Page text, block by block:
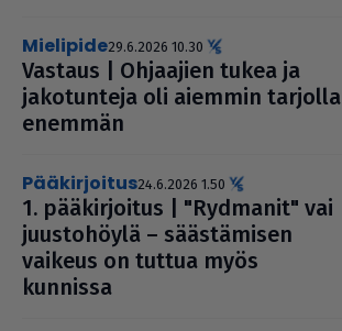
mielipide29.6.2026 10.30
Vastaus | Ohjaajien tukea ja
jako­tun­teja oli aiemmin tarjolla
enemmän
pääkirjoitus24.6.2026 1.50
1. pää­kir­joi­tus | "Rydmanit" vai
juus­to­höylä – sääs­tä­mi­sen
vaikeus on tuttua myös
kunnissa